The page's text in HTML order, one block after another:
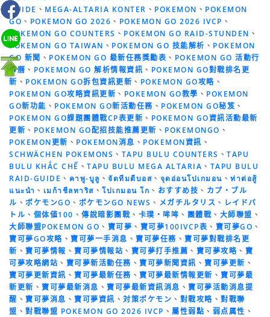
GUIDE 、 MEGA-ALTARIA KONTER 、 POKEMON 、 POKEMON
GO 、 POKEMON GO 2026 、 POKEMON GO 2026 IVCP 、
POKEMON GO COUNTERS 、 POKEMON GO RAID-STUNDEN 、
POKEMON GO TAIWAN 、 POKEMON GO 技能解析 、 POKEMON
GO 新聞 、 POKEMON GO 最新任務獎勵表 、 POKEMON GO 活動行
事曆 、 POKEMON GO 解析情報資訊 、 POKEMON GO對戰排名更
新 、 POKEMON GO拆包資訊更新 、 POKEMON GO攻略 、
POKEMON GO攻略資訊更新 、 POKEMON GO教學 、 POKEMON
GO新功能 、 POKEMON GO新活動任務 、 POKEMON GO秘笈 、
POKEMON GO課題團體戰CP表更新 、 POKEMON GO資訊活動最新
更新 、 POKEMON GO配招技能推薦更新 、 POKEMONGO 、
POKEMON更新 、 POKEMON消息 、 POKEMON資訊 、
SCHWÄCHEN POKEMONS 、 TAPU BULU COUNTERS 、 TAPU
BULU KHẮC CHẾ 、 TAPU BULU MEGA ALTARIA 、 TAPU BULU
RAID-GUIDE 、 คาพู-บูลู 、 จัดทีมตีบอส 、 จุดอ่อนโปเกมอน 、 ท่าต่อสู้
แนะนำ 、 เมก้าชีลทาริส 、 โปเกมอน โก 、 おすすめ技 、 カプ・ブル
ル 、 ポケモンGO 、 ポケモンGO NEWS 、 メガチルタリス 、 レイドバ
トル 、 個体値100 、 傳說暗影團戰 、 卡璞・哞哞 、 團體戰 、 大師聯盟 、
大師聯盟POKEMON GO 、 寶可夢 、 寶可夢100IVCP表 、 寶可夢GO 、
寶可夢GO攻略 、 寶可夢一手消息 、 寶可夢任務 、 寶可夢對戰排名更
新 、 寶可夢情報 、 寶可夢情報站 、 寶可夢打手推薦 、 寶可夢攻略 、 寶
可夢攻略網站 、 寶可夢新活動任務 、 寶可夢新聞資訊 、 寶可夢更新 、
寶可夢更新資訊 、 寶可夢最新任務 、 寶可夢最新情報更新 、 寶可夢最
新更新 、 寶可夢最新消息 、 寶可夢最新資訊消息 、 寶可夢活動消息提
醒 、 寶可夢消息 、 寶可夢資訊 、 対策ポケモン 、 對戰攻略 、 對戰聯
盟 、 對戰聯盟 POKEMON GO 2026 IVCP 、 屬性弱點 、 弱点属性 、